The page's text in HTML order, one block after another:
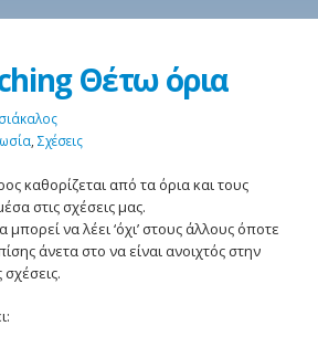
Θέτω όρια
, Σχέσεις
καθορίζεται από τα όρια και τους
στις σχέσεις μας.
μπορεί να λέει ‘όχι’ στους άλλους όποτε
άνετα στο να είναι ανοιχτός στην
σχέσεις.